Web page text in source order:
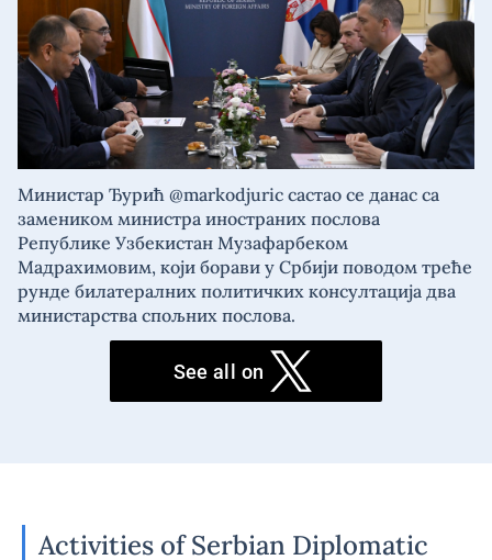
Министар Ђурић @markodjuric састао се данас са
замеником министра иностраних послова
Републике Узбекистан Музафарбеком
Мадрахимовим, који борави у Србији поводом треће
рунде билатералних политичких консултација два
министарства спољних послова.
See all on
Activities of Serbian Diplomatic